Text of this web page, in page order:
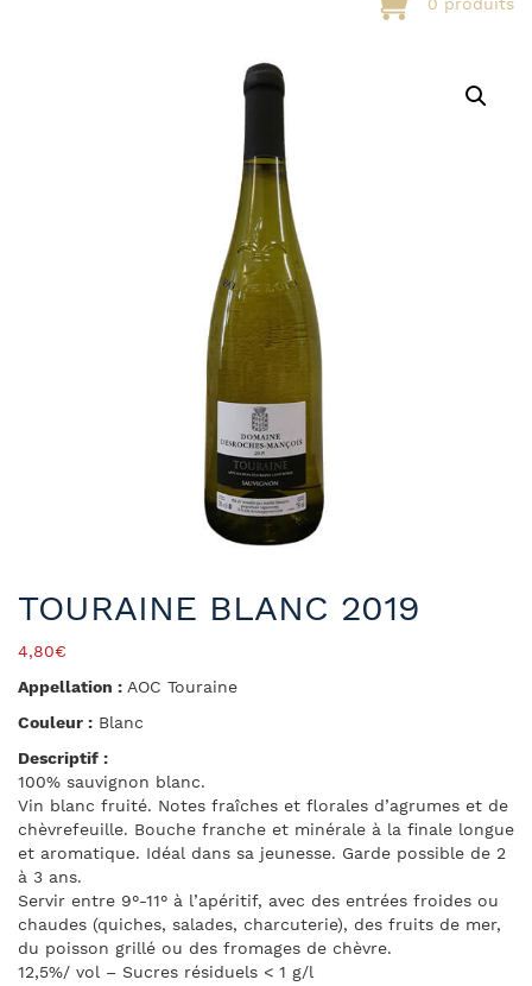
0 produits
TOURAINE BLANC 2019
4,80€
Appellation : AOC Touraine
Couleur : Blanc
Descriptif :
100% sauvignon blanc.
Vin blanc fruité. Notes fraîches et florales d’agrumes et de
chèvrefeuille. Bouche franche et minérale à la finale longue
et aromatique. Idéal dans sa jeunesse. Garde possible de 2
à 3 ans.
Servir entre 9°-11° à l’apéritif, avec des entrées froides ou
chaudes (quiches, salades, charcuterie), des fruits de mer,
du poisson grillé ou des fromages de chèvre.
12,5%/ vol – Sucres résiduels < 1 g/l